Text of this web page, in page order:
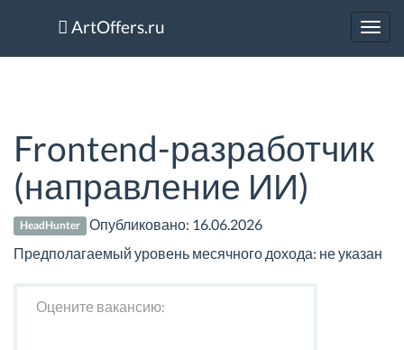
ArtOffers.ru
Frontend-разработчик
(направление ИИ)
HeadHunter Опубликовано: 16.06.2026
Предполагаемый уровень месячного дохода: не указан
Оцените вакансию: